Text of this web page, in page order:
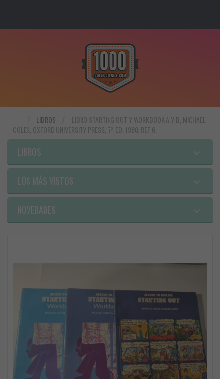
LIBROS
LIBRO STARTING OUT Y WORKBOOK A Y B, MICHAEL
COLES, OXFORD UNIVERSITY PRESS, 7ª ED. 1980. REF 6.
LIBROS
LOS MÁS VISTOS
NOVEDADES